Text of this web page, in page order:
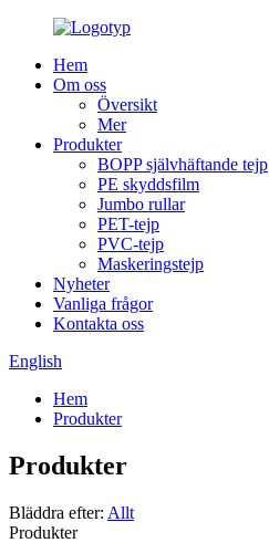
Hem
Om oss
Översikt
Mer
Produkter
BOPP självhäftande tejp
PE skyddsfilm
Jumbo rullar
PET-tejp
PVC-tejp
Maskeringstejp
Nyheter
Vanliga frågor
Kontakta oss
English
Hem
Produkter
Produkter
Bläddra efter: Allt
Produkter